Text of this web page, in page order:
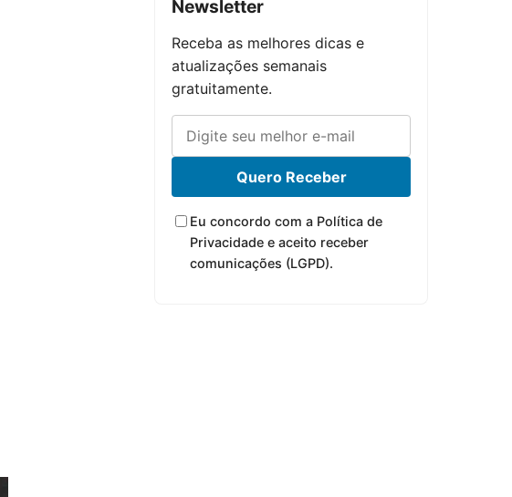
Newsletter
Receba as melhores dicas e
atualizações semanais
gratuitamente.
Quero Receber
Eu concordo com a Política de
Privacidade e aceito receber
comunicações (LGPD).